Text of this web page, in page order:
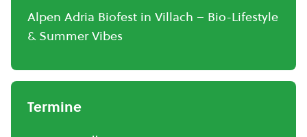
Alpen Adria Biofest in Villach – Bio-Lifestyle
& Summer Vibes
Termine